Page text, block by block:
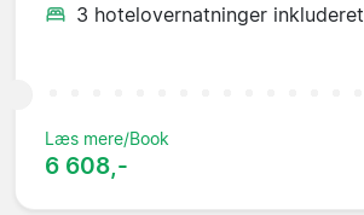
3 hotelovernatninger inkluderet
Læs mere/Book
6 608,-